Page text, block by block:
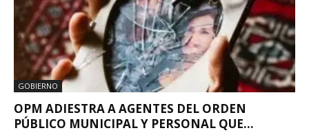
GOBIERNO
OPM ADIESTRA A AGENTES DEL ORDEN
PÚBLICO MUNICIPAL Y PERSONAL QUE...